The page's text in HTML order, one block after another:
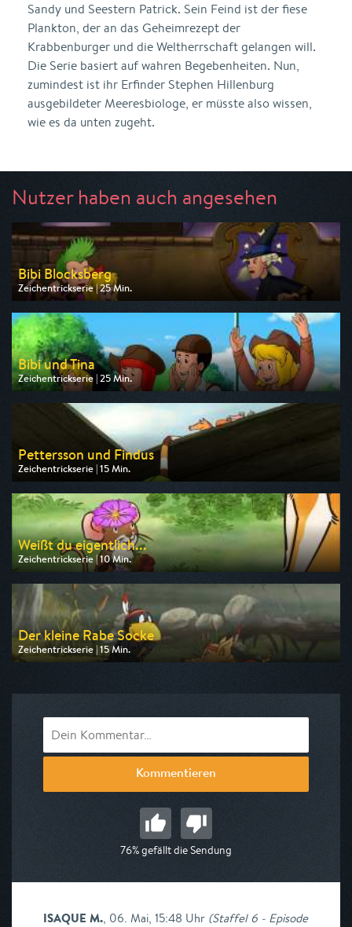
Sandy und Seestern Patrick. Sein Feind ist der fiese
Plankton, der an das Geheimrezept der
Krabbenburger und die Weltherrschaft gelangen will.
Die Serie basiert auf wahren Begebenheiten. Nun,
zumindest ist ihr Erfinder Stephen Hillenburg
ausgebildeter Meeresbiologe, er müsste also wissen,
wie es da unten zugeht.
Nutzer haben auch angesehen
Bibi Blocksberg
Zeichentrickserie | 25 Min.
Ausgestrahlt von ZDF
am 08.08.2026, 07:30
Bibi und Tina
Zeichentrickserie | 25 Min.
Ausgestrahlt von ZDF
am 08.08.2026, 09:10
Pettersson und Findus
Zeichentrickserie | 15 Min.
Ausgestrahlt von ZDF
am 09.08.2026, 06:45
Weißt du eigentlich...
Zeichentrickserie | 10 Min.
Ausgestrahlt von KiKA
am 08.08.2026, 09:10
Der kleine Rabe Socke
Zeichentrickserie | 15 Min.
Ausgestrahlt von KiKA
Kommentieren
76% gefällt die Sendung
ISAQUE M., 06. Mai, 15:48 Uhr (Staffel 6 - Episode